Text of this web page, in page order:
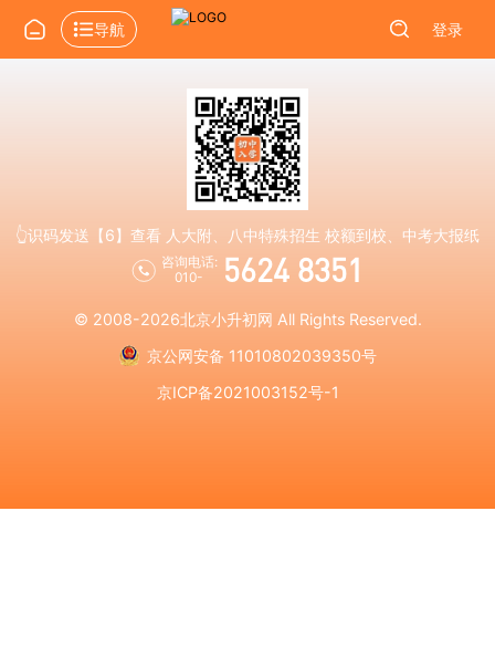
导航 登录
👆识码发送【6】查看 人大附、八中特殊招生 校额到校、中考大报纸
咨询电话:
010-
5624 8351
© 2008-2026北京小升初网 All Rights Reserved.
京公网安备 11010802039350号
京ICP备2021003152号-1